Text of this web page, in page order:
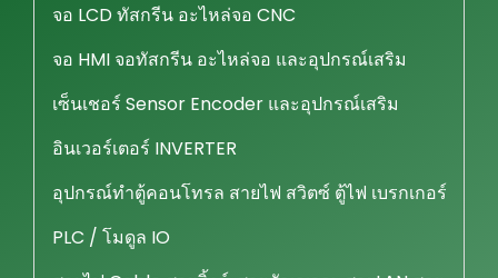
จอ LCD ทัสกรีน อะไหล่จอ CNC
จอ HMI จอทัสกรีน อะไหล่จอ และอุปกรณ์เสริม
เซ็นเชอร์ Sensor Encoder และอุปกรณ์เสริม
อินเวอร์เตอร์ INVERTER
อุปกรณ์ทำตู้คอนโทรล สายไฟ สวิตซ์ ตู้ไฟ เบรกเกอร์
PLC / โมดูล IO